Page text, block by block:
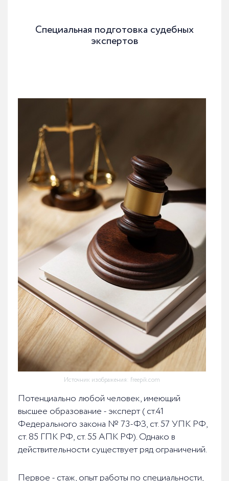
Специальная подготовка судебных
экспертов
Источник изображения: freepik.com
Потенциально любой человек, имеющий
высшее образование - эксперт ( ст.41
Федерального закона № 73-ФЗ, ст. 57 УПК РФ,
ст. 85 ГПК РФ, ст. 55 АПК РФ). Однако в
действительности существует ряд ограничений.
Первое - стаж, опыт работы по специальности,